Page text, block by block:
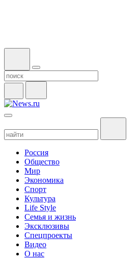
Россия
Общество
Мир
Экономика
Спорт
Культура
Life Style
Семья и жизнь
Эксклюзивы
Спецпроекты
Видео
О нас